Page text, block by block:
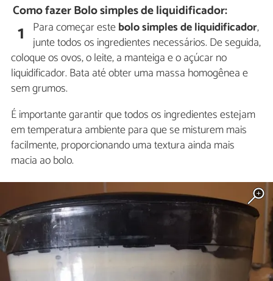
Como fazer Bolo simples de liquidificador:
1 Para começar estebolo simples de liquidificador,
junte todos os ingredientes necessários. De seguida,
coloque os ovos, o leite, a manteiga e o açúcar no
liquidificador. Bata até obter uma massa homogênea e
sem grumos.
É importante garantir que todos os ingredientes estejam
em temperatura ambiente para que se misturem mais
facilmente, proporcionando uma textura ainda mais
macia ao bolo.